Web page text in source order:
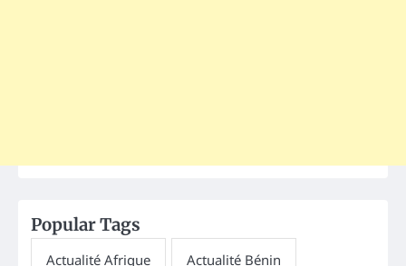
Popular Tags